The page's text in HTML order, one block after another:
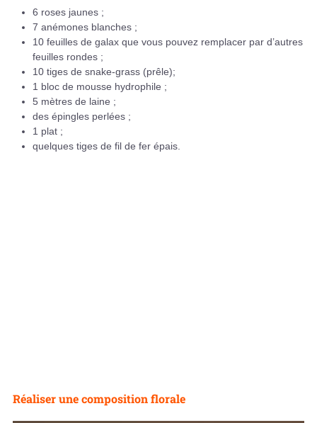
6 roses jaunes ;
7 anémones blanches ;
10 feuilles de galax que vous pouvez remplacer par d’autres
feuilles rondes ;
10 tiges de snake-grass (prêle);
1 bloc de mousse hydrophile ;
5 mètres de laine ;
des épingles perlées ;
1 plat ;
quelques tiges de fil de fer épais.
Réaliser une composition florale